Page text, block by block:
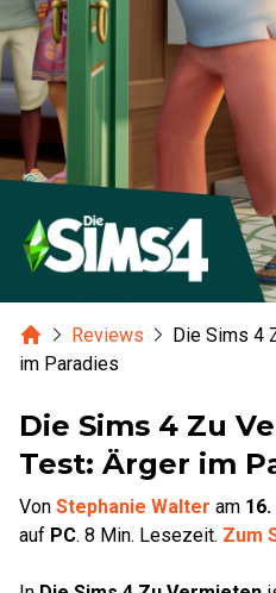
HomeReviews
Die Sims 4
im Paradies
Die Sims 4 Zu
Test: Ärger im
Von Stephanie Walter am
auf PC. 8 Min. Lesezeit. Zum